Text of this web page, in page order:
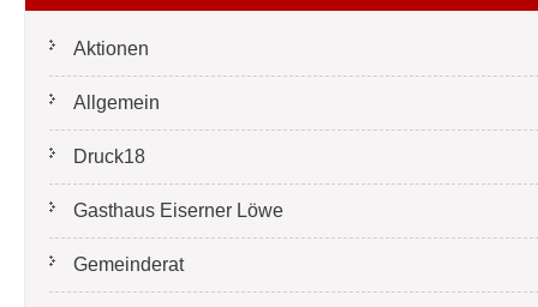
Aktionen
Allgemein
Druck18
Gasthaus Eiserner Löwe
Gemeinderat